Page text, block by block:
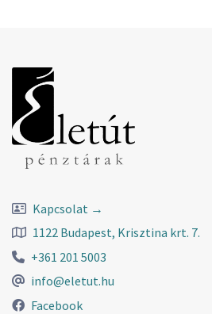
Kapcsolat →
1122 Budapest, Krisztina krt. 7.
+361 201 5003
info@eletut.hu
Facebook